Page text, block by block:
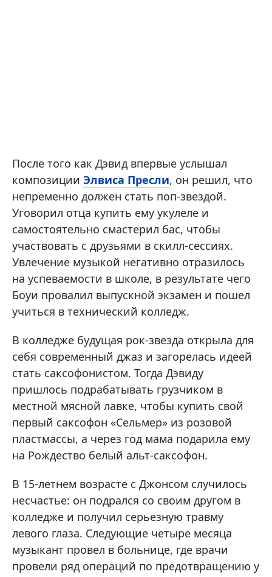
После того как Дэвид впервые услышал
композиции Элвиса Пресли, он решил, что
непременно должен стать поп-звездой.
Уговорил отца купить ему укулеле и
самостоятельно смастерил бас, чтобы
участвовать с друзьями в скилл-сессиях.
Увлечение музыкой негативно отразилось
на успеваемости в школе, в результате чего
Боуи провалил выпускной экзамен и пошел
учиться в технический колледж.
В колледже будущая рок-звезда открыла для
себя современный джаз и загорелась идеей
стать саксофонистом. Тогда Дэвиду
пришлось подрабатывать грузчиком в
местной мясной лавке, чтобы купить свой
первый саксофон «Сельмер» из розовой
пластмассы, а через год мама подарила ему
на Рождество белый альт-саксофон.
В 15-летнем возрасте с Джонсом случилось
несчастье: он подрался со своим другом в
колледже и получил серьезную травму
левого глаза. Следующие четыре месяца
музыкант провел в больнице, где врачи
провели ряд операций по предотвращению у